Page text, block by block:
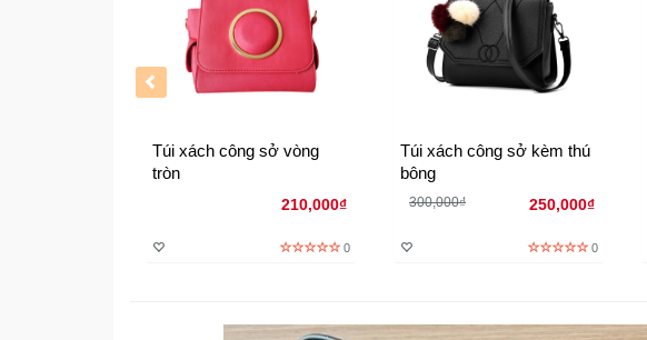
Túi xách công sở vòng
tròn
210,000₫
0
Túi xách công sở kèm thú
bông
300,000₫ 250,000₫
0